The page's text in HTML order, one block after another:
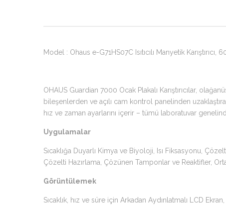
Model : Ohaus e-G71HS07C Isıtıcılı Manyetik Karıştırıcı,
OHAUS Guardian 7000 Ocak Plakalı Karıştırıcılar,
bileşenlerden ve açılı cam kontrol panelinden
hız ve zaman ayarlarını içerir – tümü laboratuvar
Uygulamalar
Sıcaklığa Duyarlı Kimya ve Biyoloji, Isı Fiksasyonu,
Çözelti Hazırlama, Çözünen Tamponlar ve Reaktifler,
Görüntülemek
Sıcaklık, hız ve süre için Arkadan Aydınlatmalı LCD